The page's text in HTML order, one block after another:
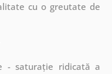
cu o greutate de
- saturație ridicată a